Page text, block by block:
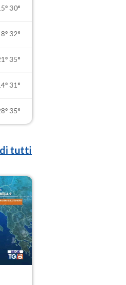
30°
32°
35°
31°
35°
tutti